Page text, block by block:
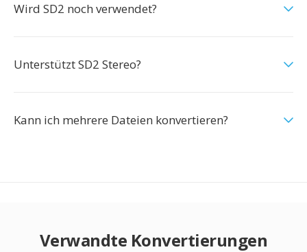
Wird SD2 noch verwendet?
Unterstützt SD2 Stereo?
Kann ich mehrere Dateien konvertieren?
Verwandte Konvertierungen